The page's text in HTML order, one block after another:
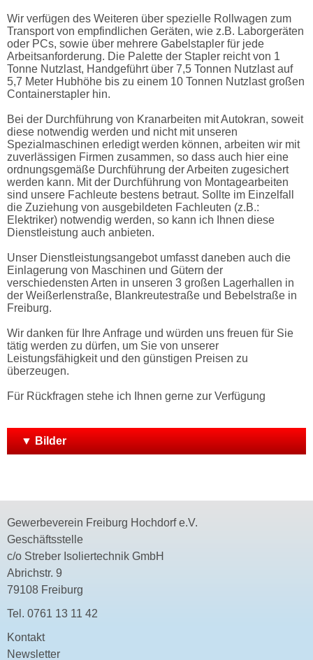
Wir verfügen des Weiteren über spezielle Rollwagen zum
Transport von empfindlichen Geräten, wie z.B. Laborgeräten
oder PCs, sowie über mehrere Gabelstapler für jede
Arbeitsanforderung. Die Palette der Stapler reicht von 1
Tonne Nutzlast, Handgeführt über 7,5 Tonnen Nutzlast auf
5,7 Meter Hubhöhe bis zu einem 10 Tonnen Nutzlast großen
Containerstapler hin.
Bei der Durchführung von Kranarbeiten mit Autokran, soweit
diese notwendig werden und nicht mit unseren
Spezialmaschinen erledigt werden können, arbeiten wir mit
zuverlässigen Firmen zusammen, so dass auch hier eine
ordnungsgemäße Durchführung der Arbeiten zugesichert
werden kann. Mit der Durchführung von Montagearbeiten
sind unsere Fachleute bestens betraut. Sollte im Einzelfall
die Zuziehung von ausgebildeten Fachleuten (z.B.:
Elektriker) notwendig werden, so kann ich Ihnen diese
Dienstleistung auch anbieten.
Unser Dienstleistungsangebot umfasst daneben auch die
Einlagerung von Maschinen und Gütern der
verschiedensten Arten in unseren 3 großen Lagerhallen in
der Weißerlenstraße, Blankreutestraße und Bebelstraße in
Freiburg.
Wir danken für Ihre Anfrage und würden uns freuen für Sie
tätig werden zu dürfen, um Sie von unserer
Leistungsfähigkeit und den günstigen Preisen zu
überzeugen.
Für Rückfragen stehe ich Ihnen gerne zur Verfügung
▼ Bilder
Gewerbeverein Freiburg Hochdorf e.V.
Geschäftsstelle
c/o Streber Isoliertechnik GmbH
Abrichstr. 9
79108 Freiburg
Tel. 0761 13 11 42
Kontakt
Newsletter